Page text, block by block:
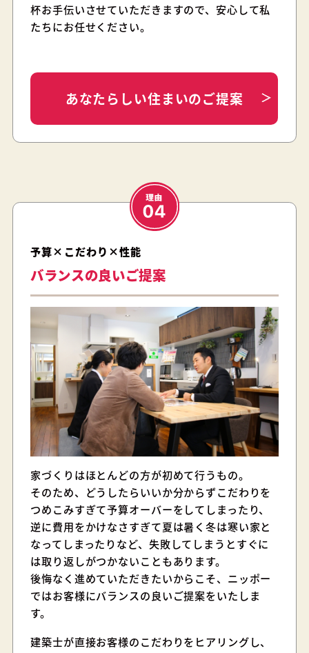
杯お手伝いさせていただきますので、安心して私
たちにお任せください。
あなたらしい住まいのご提案
予算×こだわり×性能
バランスの良いご提案
家づくりはほとんどの方が初めて行うもの。
そのため、どうしたらいいか分からずこだわりを
つめこみすぎて予算オーバーをしてしまったり、
逆に費用をかけなさすぎて夏は暑く冬は寒い家と
なってしまったりなど、失敗してしまうとすぐに
は取り返しがつかないこともあります。
後悔なく進めていただきたいからこそ、ニッポー
ではお客様にバランスの良いご提案をいたしま
す。
建築士が直接お客様のこだわりをヒアリングし、